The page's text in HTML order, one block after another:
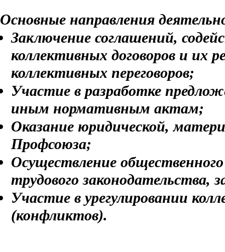
Основные направления
Заключение соглашений,
коллективных договоров и их
коллективных переговоров;
Участие в разработке
иным нормативным актам;
Оказание юридической,
Профсоюза;
Осуществление
трудового законодательства,
Участие в урегулировании
(конфликтов).